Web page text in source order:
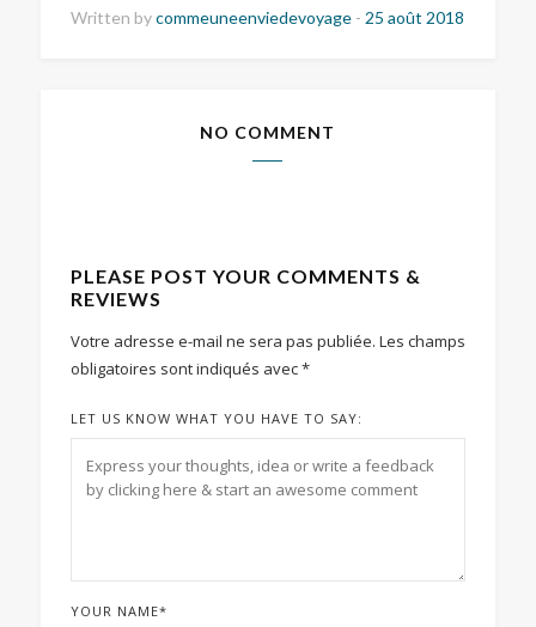
Written bycommeuneenviedevoyage - 25 août 2018
NO COMMENT
PLEASE POST YOUR COMMENTS &
REVIEWS
Votre adresse e-mail ne sera pas publiée. Les champs
obligatoires sont indiqués avec*
LET US KNOW WHAT YOU HAVE TO SAY:
YOUR NAME*